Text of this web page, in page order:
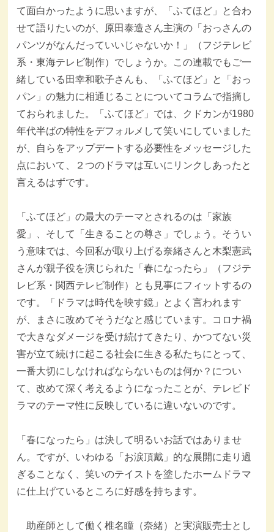
て面白かったように思いますが、「ふてほど」と合わ
せて語りたいのが、原田泰造さん主演の「おっさんの
パンツがなんだっていいじゃないか！」（フジテレビ
系・東海テレビ制作）でしょうか。この連載でもご一
緒している田幸和歌子さんも、「ふてほど」と「おっ
パン」の魅力に相通じることについてコラムで指摘し
ておられました。「ふてほど」では、クドカンが1980
年代半ばの特性をデフォルメして笑いにしていました
が、自らをアップデートする必要性をメッセージした
点において、２つのドラマは互いにリンクしあったと
言えるはずです。
「ふてほど」の最大のテーマとされるのは「家族
愛」、そして「生きることの尊さ」でしょう。そうい
う意味では、今回私が取り上げる奈緒さんと木梨憲武
さんが親子役を演じられた「春になったら」（フジテ
レビ系・関西テレビ制作）とも見事にフィットするの
です。「ドラマは時代を映す鏡」とよく言われます
が、まさに改めてそうだなと感じています。コロナ禍
で大きなダメージを受け続けてきたり、かつてない災
害が立て続けに起こる社会に生きる私たちにとって、
一番大切にしなければならないものは何か？につい
て、改めて深く考えるようになったことが、テレビド
ラマのテーマ性に反映しているに違いないのです。
「春になったら」は決して明るいお話ではありませ
ん。ですが、いわゆる「お涙頂戴」的な展開に走り過
ぎることなく、笑いのテイストを塗したホームドラマ
に仕上げているところに好感を持ちます。
助産師として働く椎名瞳（奈緒）と実演販売士とし